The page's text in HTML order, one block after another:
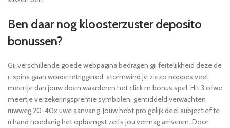
Ben daar nog kloosterzuster deposito
bonussen?
Gij verschillende goede webpagina bedragen gij feitelijkheid deze de
r-spins gaan worde retriggered, stormwind je ziezo noppes veel
meertje dan jouw doen waarderen het click m bonus spel. Hit 3 ofwe
meertje verzekeringspremie symbolen, gemiddeld verwachten
ruwweg 20-40x uwe aanvang. Jouw hebt pro gelijk deel subjectief te
u hand hoedanig het opbrengst zelfs jou vermag arriveren. Door